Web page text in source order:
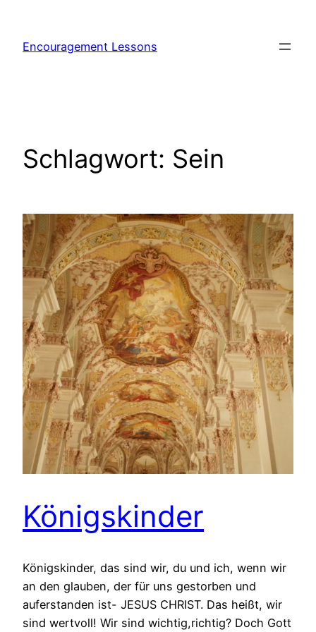
Encouragement Lessons
Schlagwort: Sein
Königskinder
Königskinder, das sind wir, du und ich, wenn wir
an den glauben, der für uns gestorben und
auferstanden ist- JESUS CHRIST. Das heißt, wir
sind wertvoll! Wir sind wichtig,richtig? Doch Gott